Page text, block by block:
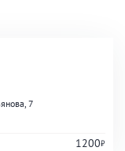
7
1200